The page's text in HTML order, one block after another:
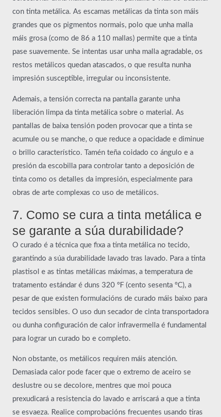
con tinta metálica. As escamas metálicas da tinta son máis
grandes que os pigmentos normais, polo que unha malla
máis grosa (como de 86 a 110 mallas) permite que a tinta
pase suavemente. Se intentas usar unha malla agradable, os
restos metálicos quedan atascados, o que resulta nunha
impresión susceptible, irregular ou inconsistente.
Ademais, a tensión correcta na pantalla garante unha
liberación limpa da tinta metálica sobre o material. As
pantallas de baixa tensión poden provocar que a tinta se
acumule ou se manche, o que reduce a opacidade e diminue
o brillo característico. Tamén teña coidado co ángulo e a
presión da escobilla para controlar tanto a deposición de
tinta como os detalles da impresión, especialmente para
obras de arte complexas co uso de metálicos.
7. Como se cura a tinta metálica e
se garante a súa durabilidade?
O curado é a técnica que fixa a tinta metálica no tecido,
garantindo a súa durabilidade lavado tras lavado. Para a tinta
plastisol e as tintas metálicas máximas, a temperatura de
tratamento estándar é duns 320 °F (cento sesenta °C), a
pesar de que existen formulacións de curado máis baixo para
tecidos sensibles. O uso dun secador de cinta transportadora
ou dunha configuración de calor infravermella é fundamental
para lograr un curado bo e completo.
Non obstante, os metálicos requiren máis atención.
Demasiada calor pode facer que o extremo de aceiro se
deslustre ou se decolore, mentres que moi pouca
prexudicará a resistencia do lavado e arriscará a que a tinta
se esvaeza. Realice comprobacións frecuentes usando tiras